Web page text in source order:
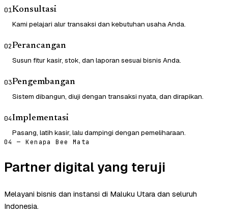
01Konsultasi
Kami pelajari alur transaksi dan kebutuhan usaha Anda.
02Perancangan
Susun fitur kasir, stok, dan laporan sesuai bisnis Anda.
03Pengembangan
Sistem dibangun, diuji dengan transaksi nyata, dan dirapikan.
04Implementasi
Pasang, latih kasir, lalu dampingi dengan pemeliharaan.
04 — Kenapa Bee Mata
Partner digital yang teruji
Melayani bisnis dan instansi di Maluku Utara dan seluruh
Indonesia.